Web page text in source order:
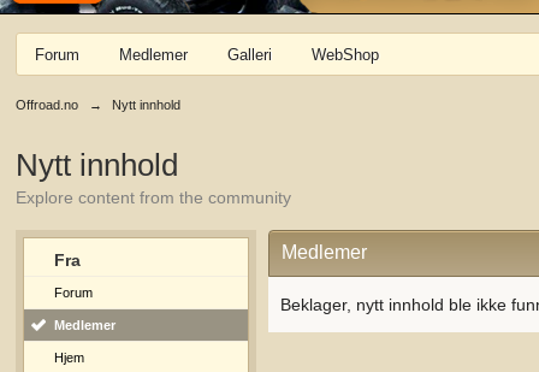
Forum Medlemer Galleri WebShop
Offroad.no → Nytt innhold
Nytt innhold
Explore content from the community
Fra
Forum
Medlemer
Hjem
Medlemer
Beklager, nytt innhold ble ikke